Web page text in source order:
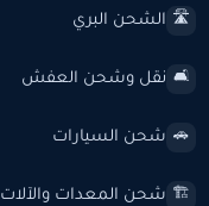
🛣️ الشحن البري
🛋️ نقل وشحن العفش
🚗 شحن السيارات
🏗️ شحن المعدات والآلات